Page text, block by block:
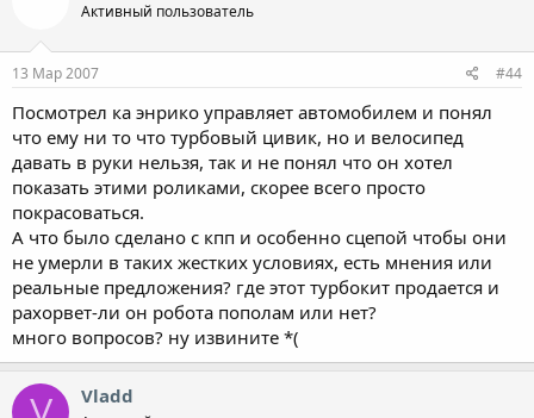
Активный пользователь
13 Мар 2007 #44
Посмотрел ка энрико управляет автомобилем и понял
что ему ни то что турбовый цивик, но и велосипед
давать в руки нельзя, так и не понял что он хотел
показать этими роликами, скорее всего просто
покрасоваться.
А что было сделано с кпп и особенно сцепой чтобы они
не умерли в таких жестких условиях, есть мнения или
реальные предложения? где этот турбокит продается и
рахорвет-ли он робота пополам или нет?
много вопросов? ну извините *(
Vladd